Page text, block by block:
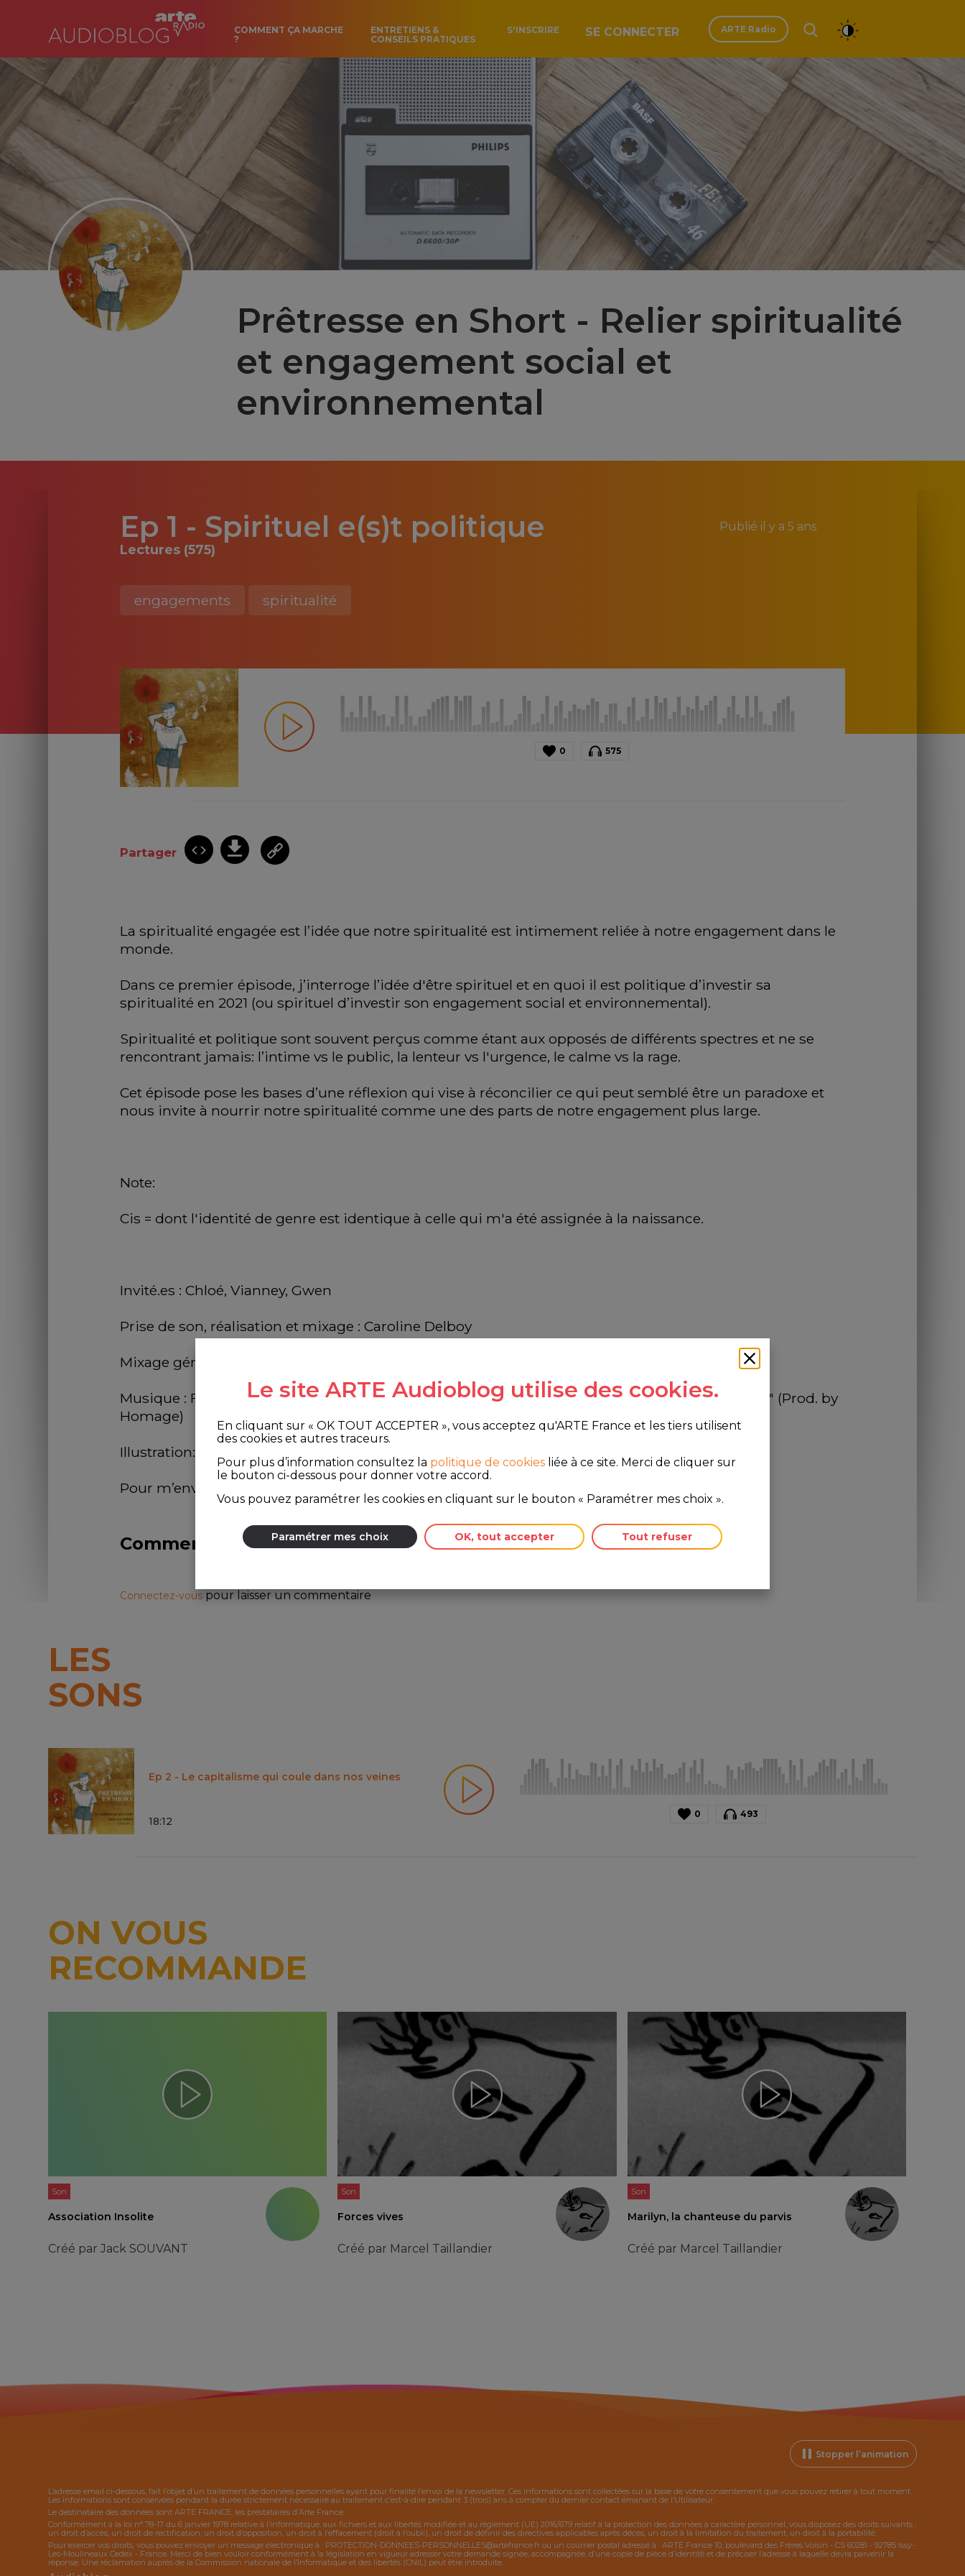
COMMENT ÇA MARCHE
?
ENTRETIENS &
CONSEILS PRATIQUES
S'INSCRIRE SE CONNECTER ARTE Radio
Prêtresse en Short - Relier spiritualité
et engagement social et
environnemental
Ep 1 - Spirituel e(s)t politique Publié il y a 5 ans
Lectures (575)
engagements spiritualité
0 575
Partager
La spiritualité engagée est l’idée que notre spiritualité est intimement reliée à notre engagement dans le
monde.
Dans ce premier épisode, j’interroge l’idée d'être spirituel et en quoi il est politique d’investir sa
spiritualité en 2021 (ou spirituel d’investir son engagement social et environnemental).
Spiritualité et politique sont souvent perçus comme étant aux opposés de différents spectres et ne se
rencontrant jamais: l’intime vs le public, la lenteur vs l'urgence, le calme vs la rage.
Cet épisode pose les bases d’une réflexion qui vise à réconcilier ce qui peut semblé être un paradoxe et
nous invite à nourrir notre spiritualité comme une des parts de notre engagement plus large.
Note:
Cis = dont l'identité de genre est identique à celle qui m'a été assignée à la naissance.
Invité.es : Chloé, Vianney, Gwen
Prise de son, réalisation et mixage : Caroline Delboy
Mixage générique : Déborah aime la Bagarre
Musique : Free 90s Type Beat / Chill Boom Bap Old School Hip Hop Instrumental 2021 / "Theory" (Prod. by
Homage)
Illustration: Anne Typhaine Gruat
Pour m’envoyer vos questions :
Commentaires (0)
Connectez-vous pour laisser un commentaire
LES
SONS
Ep 2 - Le capitalisme qui coule dans nos veines
18:12
0 493
ON VOUS
RECOMMANDE
Son
Association Insolite
Créé parJack SOUVANT
Son
Forces vives
Créé par Marcel Taillandier
Son
Marilyn, la chanteuse du parvis
Créé par Marcel Taillandier
Stopper l’animation
L’adresse email ci-dessous, fait l’objet d’un traitement de données personnelles ayant pour finalité l’envoi de la newsletter. Ces informations sont collectées sur la base de votre consentement que vous pouvez retirer à tout moment.
Les informations sont conservées pendant la durée strictement nécessaire au traitement c’est-à-dire pendant 3 (trois) ans à compter du dernier contact émanant de l’Utilisateur.
Le destinataire des données sont ARTE FRANCE, les prestataires d’Arte France.
Conformément à la loi n° 78-17 du 6 janvier 1978 relative à l’informatique, aux fichiers et aux libertés modifiée et au règlement (UE) 2016/679 relatif à la protection des données à caractère personnel, vous disposez des droits suivants :
un droit d’accès, un droit de rectification, un droit d’opposition, un droit à l’effacement (droit à l’oubli), un droit de définir des directives applicables après décès, un droit à la limitation du traitement, un droit à la portabilité.
Pour exercer vos droits, vous pouvez envoyer un message électronique à : PROTECTION-DONNEES-PERSONNELLES@artefrance.fr ou un courrier postal adressé à : ARTE France 10, boulevard des Frères Voisin - CS 60281 - 92785 Issy-
Les-Moulineaux Cedex - France. Merci de bien vouloir conformément à la législation en vigueur adresser votre demande signée, accompagnée, d’une copie de pièce d’identité et de préciser l’adresse à laquelle devra parvenir la
réponse. Une réclamation auprès de la Commission nationale de l’Informatique et des libertés (CNIL) peut être introduite.
Le site ARTE Audioblog utilise des cookies.
En cliquant sur « OK TOUT ACCEPTER », vous acceptez qu'ARTE France et les tiers utilisent
des cookies et autres traceurs.
Pour plus d’information consultez la politique de cookies liée à ce site. Merci de cliquer sur
le bouton ci-dessous pour donner votre accord.
Vous pouvez paramétrer les cookies en cliquant sur le bouton « Paramétrer mes choix ».
Paramétrer mes choix OK, tout accepter Tout refuser